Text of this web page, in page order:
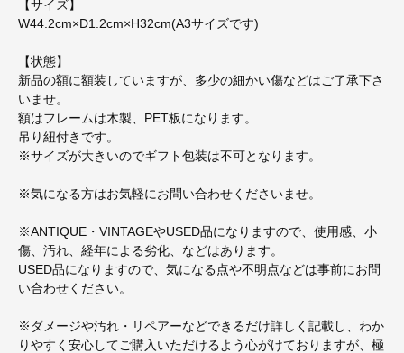
【サイズ】
W44.2cm×D1.2cm×H32cm(A3サイズです)
【状態】
新品の額に額装していますが、多少の細かい傷などはご了承下さ
いませ。
額はフレームは木製、PET板になります。
吊り紐付きです。
※サイズが大きいのでギフト包装は不可となります。
※気になる方はお気軽にお問い合わせくださいませ。
※ANTIQUE・VINTAGEやUSED品になりますので、使用感、小
傷、汚れ、経年による劣化、などはあります。
USED品になりますので、気になる点や不明点などは事前にお問
い合わせください。
※ダメージや汚れ・リペアーなどできるだけ詳しく記載し、わか
りやすく安心してご購入いただけるよう心がけておりますが、極